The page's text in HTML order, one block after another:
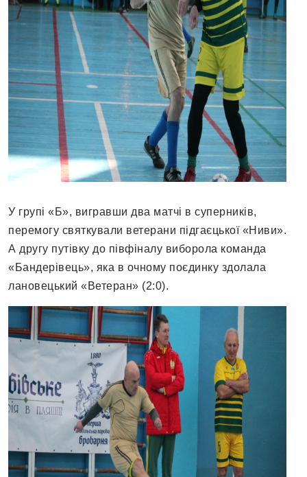
У групі «Б», вигравши два матчі в суперників,
перемогу святкували ветерани підгаєцької «Ниви».
А другу путівку до півфіналу виборола команда
«Бандерівець», яка в очному поєдинку здолала
лановецький «Ветеран» (2:0).